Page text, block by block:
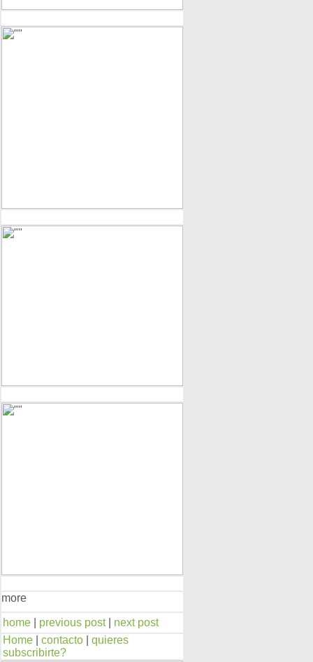
more
home previous post| next post
Home
contacto
quieres
subscribirte?